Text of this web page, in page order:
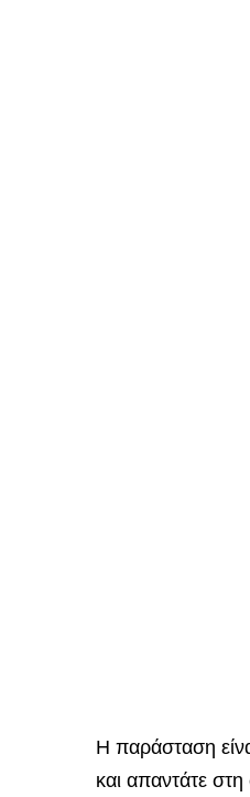
Η παράσταση
και απαντάτε